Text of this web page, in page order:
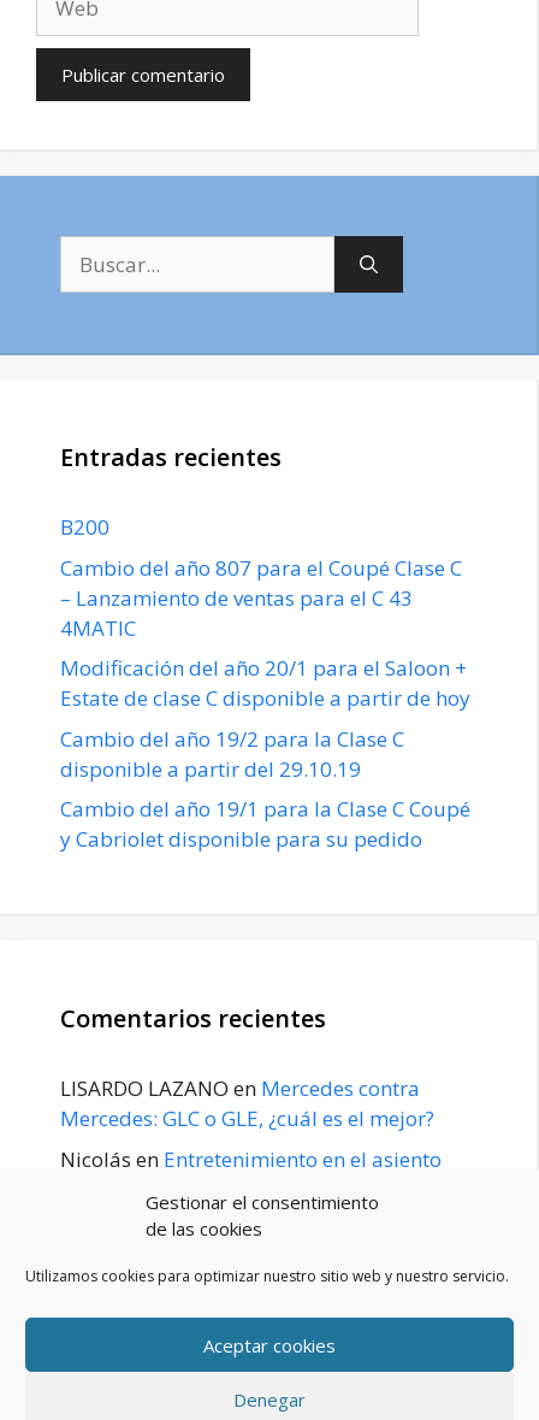
Gestionar el consentimiento
de las cookies
Utilizamos cookies para optimizar nuestro sitio web y nuestro servicio.
Aceptar cookies
Denegar
Entradas recientes
B200
Cambio del año 807 para el Coupé Clase C
– Lanzamiento de ventas para el C 43
4MATIC
Modificación del año 20/1 para el Saloon +
Estate de clase C disponible a partir de hoy
Cambio del año 19/2 para la Clase C
disponible a partir del 29.10.19
Cambio del año 19/1 para la Clase C Coupé
y Cabriolet disponible para su pedido
Comentarios recientes
LISARDO LAZANO en Mercedes contra
Mercedes: GLC o GLE, ¿cuál es el mejor?
Nicolás en Entretenimiento en el asiento
principios de 2020
POLÍTICA DE PRIVACIDAD
Política de cookies (UE)